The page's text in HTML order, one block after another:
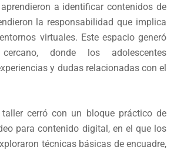
a identificar contenidos de
la responsabilidad que implica
virtuales. Este espacio generó
donde los adolescentes
y dudas relacionadas con el
taller cerró con un bloque práctico de
para contenido digital, en el que los
técnicas básicas de encuadre,